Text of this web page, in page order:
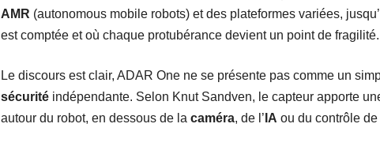
AMR (autonomous mobile robots) et des plateformes variées,
est comptée et où chaque protubérance devient un point de fragilité.
Le discours est clair, ADAR One ne se présente pas comme un
sécurité indépendante. Selon Knut Sandven, le capteur apporte
autour du robot, en dessous de la caméra, de l’ IA ou du contrôle